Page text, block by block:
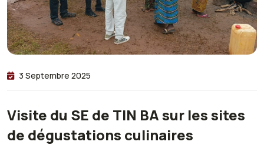
3 Septembre 2025
Visite du SE de TIN BA sur les sites
de dégustations culinaires